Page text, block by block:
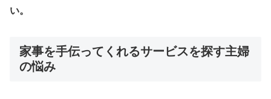
い。
家事を手伝ってくれるサービスを探す主婦
の悩み